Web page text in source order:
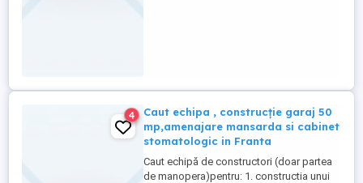
4
Caut echipa , construcție garaj 50
mp,amenajare mansarda si cabinet
stomatologic in Franta
Caut echipă de constructori (doar partea
de manopera)pentru: 1. constructia unui